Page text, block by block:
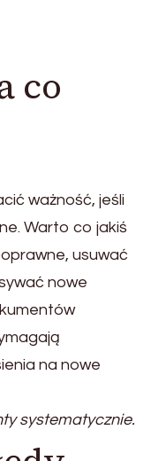
co
ważność, jeśli
Warto co jakiś
usuwać
nowe
na nowe
systematycznie.